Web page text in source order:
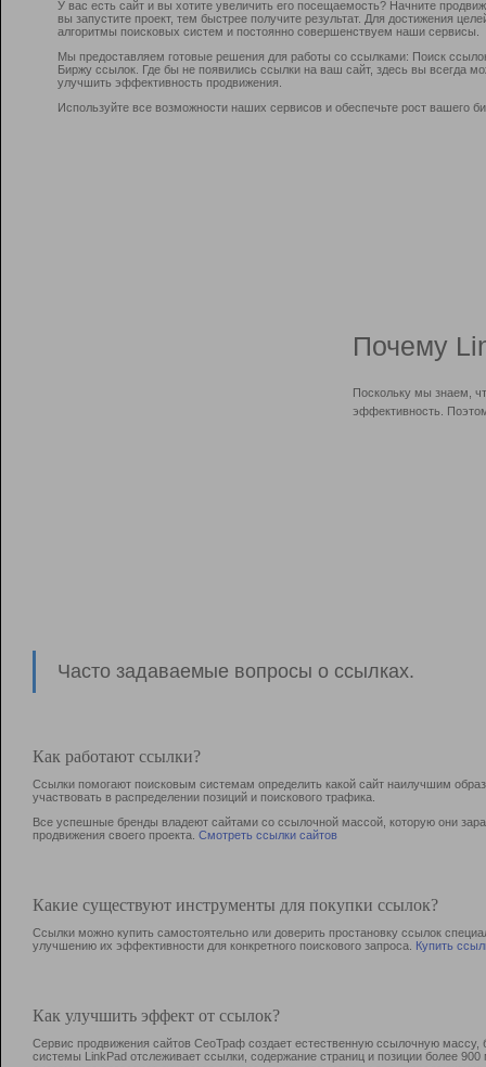
У вас есть сайт и вы хотите увеличить его посещаемость? Начните
вы запустите проект, тем быстрее получите результат. Для достижения
алгоритмы поисковых систем и постоянно совершенствуем наши сервисы.
Мы предоставляем готовые решения для работы со ссылками: Поиск
Биржу ссылок. Где бы не появились ссылки на ваш сайт, здесь вы всегда
улучшить эффективность продвижения.
Используйте все возможности наших сервисов и обеспечьте рост вашего
Почему
Поскольку мы знаем,
эффективность.
Часто задаваемые вопросы о ссылках.
Как работают ссылки?
Ссылки помогают поисковым системам определить какой сайт наилучшим
участвовать в раcпределении позиций и поискового трафика.
Все успешные бренды владеют сайтами со ссылочной массой, которую они
продвижения своего проекта. Смотреть ссылки сайтов
Какие существуют инструменты для покупки ссылок?
Ссылки можно купить самостоятельно или доверить простановку ссылок
улучшению их эффективности для конкретного поискового запроса. Купить
Как улучшить эффект от ссылок?
Сервис продвижения сайтов СеоТраф создает естественную ссылочную
системы LinkPad отслеживает ссылки, содержание страниц и позиции более